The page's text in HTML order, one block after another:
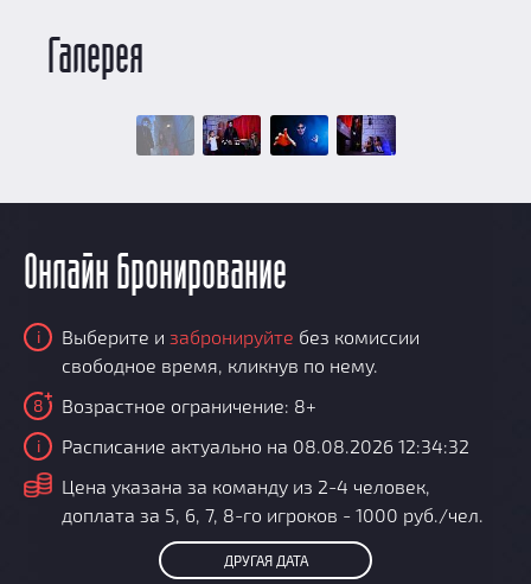
Галерея
Онлайн бронирование
i Выберите и забронируйте без комиссии
свободное время, кликнув по нему.
8 Возрастное ограничение: 8+
i Расписание актуально на 08.08.2026 12:34:32
i
Цена указана за команду из 2-4 человек,
доплата за 5, 6, 7, 8-го игроков - 1000 руб./чел.
ДРУГАЯ ДАТА